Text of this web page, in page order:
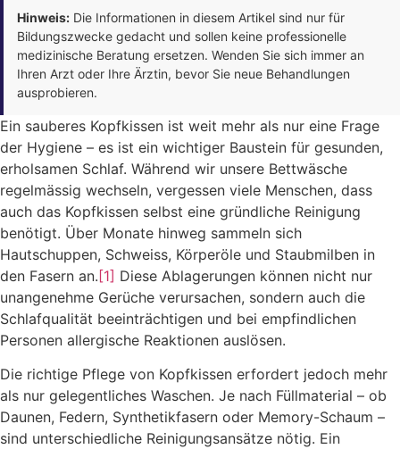
Hinweis: Die Informationen in diesem Artikel sind nur für
Bildungszwecke gedacht und sollen keine professionelle
medizinische Beratung ersetzen. Wenden Sie sich immer an
Ihren Arzt oder Ihre Ärztin, bevor Sie neue Behandlungen
ausprobieren.
Ein sauberes Kopfkissen ist weit mehr als nur eine Frage
der Hygiene – es ist ein wichtiger Baustein für gesunden,
erholsamen Schlaf. Während wir unsere Bettwäsche
regelmässig wechseln, vergessen viele Menschen, dass
auch das Kopfkissen selbst eine gründliche Reinigung
benötigt. Über Monate hinweg sammeln sich
Hautschuppen, Schweiss, Körperöle und Staubmilben in
den Fasern an. [1] Diese Ablagerungen können nicht nur
unangenehme Gerüche verursachen, sondern auch die
Schlafqualität beeinträchtigen und bei empfindlichen
Personen allergische Reaktionen auslösen.
Die richtige Pflege von Kopfkissen erfordert jedoch mehr
als nur gelegentliches Waschen. Je nach Füllmaterial – ob
Daunen, Federn, Synthetikfasern oder Memory-Schaum –
sind unterschiedliche Reinigungsansätze nötig. Ein